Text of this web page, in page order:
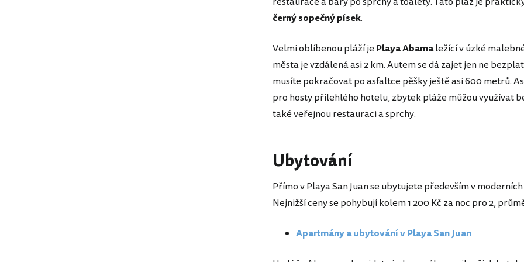
černý sopečný písek.
Velmi oblíbenou pláží je PlayaAbamaležící v úzké
města je vzdálená asi 2 km. Autem se dá zajet jen ne
musíte pokračovat po asfaltce pěšky ještě asi 600 metrů.
pro hosty přilehlého hotelu, zbytek pláže můžou využívat
také veřejnou restauraci a sprchy.
Ubytování
Přímo v Playa San Juan se ubytujete především v
Nejnižší ceny se pohybují kolem 1 200 Kč za noc pro 2,
Apartmány a ubytování v Playa San Juan